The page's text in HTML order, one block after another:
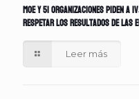
MOE y 51 organizaciones piden
respetar los resultados de las
Leer más